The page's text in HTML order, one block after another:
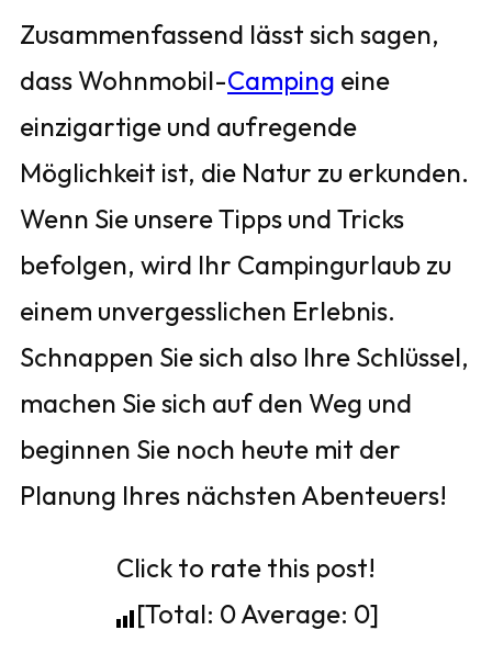
Zusammenfassend lässt sich sagen,
dass Wohnmobil-Camping eine
einzigartige und aufregende
Möglichkeit ist, die Natur zu erkunden.
Wenn Sie unsere Tipps und Tricks
befolgen, wird Ihr Campingurlaub zu
einem unvergesslichen Erlebnis.
Schnappen Sie sich also Ihre Schlüssel,
machen Sie sich auf den Weg und
beginnen Sie noch heute mit der
Planung Ihres nächsten Abenteuers!
Click to rate this post!
[Total: 0Average: 0]